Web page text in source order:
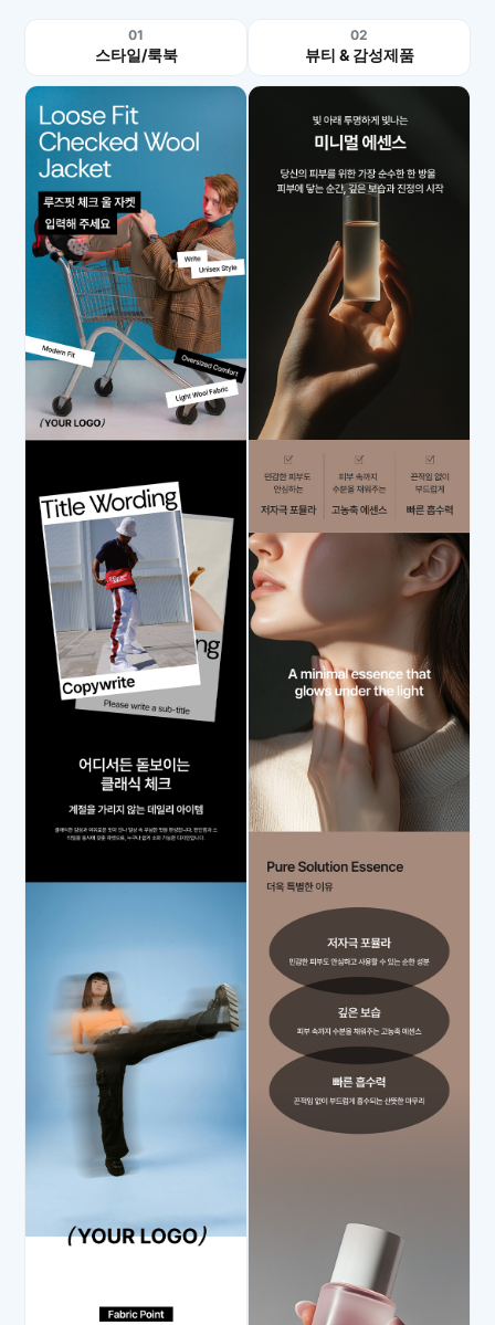
01
스타일/룩북
02
뷰티 & 감성제품